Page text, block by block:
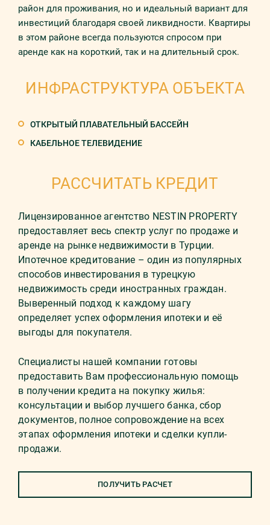
район для проживания, но и идеальный вариант для
инвестиций благодаря своей ликвидности. Квартиры
в этом районе всегда пользуются спросом при
аренде как на короткий, так и на длительный срок.
ИНФРАСТРУКТУРА ОБЪЕКТА
ОТКРЫТЫЙ ПЛАВАТЕЛЬНЫЙ БАССЕЙН
КАБЕЛЬНОЕ ТЕЛЕВИДЕНИЕ
РАССЧИТАТЬ КРЕДИТ
Лицензированное агентство NESTIN PROPERTY
предоставляет весь спектр услуг по продаже и
аренде на рынке недвижимости в Турции.
Ипотечное кредитование – один из популярных
способов инвестирования в турецкую
недвижимость среди иностранных граждан.
Выверенный подход к каждому шагу
определяет успех оформления ипотеки и её
выгоды для покупателя.
Специалисты нашей компании готовы
предоставить Вам профессиональную помощь
в получении кредита на покупку жилья:
консультации и выбор лучшего банка, сбор
документов, полное сопровождение на всех
этапах оформления ипотеки и сделки купли-
продажи.
ПОЛУЧИТЬ РАСЧЕТ